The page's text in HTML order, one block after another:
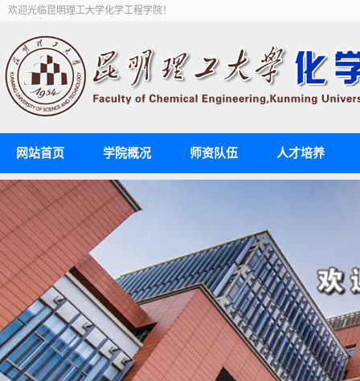
欢迎光临昆明理工大学化学工程学院！
网站首页 学院概况 师资队伍 人才培养